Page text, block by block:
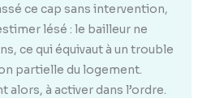
ce cap sans intervention,
lésé : le bailleur ne
ce qui équivaut à un trouble
partielle du logement.
alors, à activer dans l’ordre.